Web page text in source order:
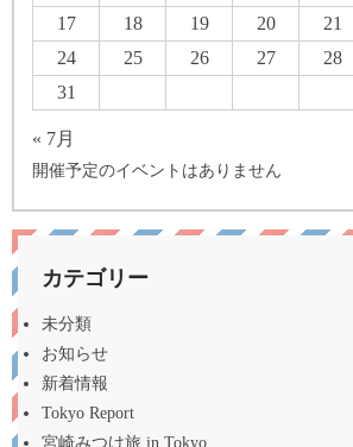
17
18 19 20 21
24
25 26 27 28
31
« 7月
開催予定のイベントはありません
カテゴリー
未分類
お知らせ
新着情報
Tokyo Report
宮崎みつけ旅 in Tokyo